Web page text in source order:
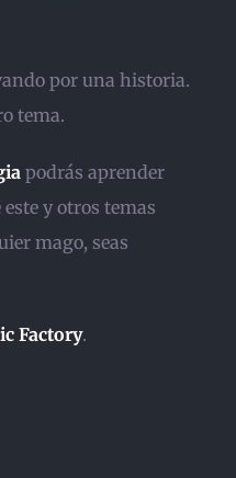
por una historia.
tema.
podrás aprender
y otros temas
mago, seas
Factory.